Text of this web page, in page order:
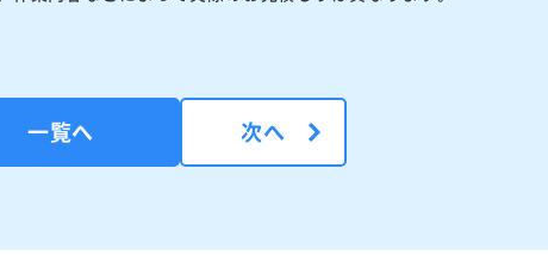
一覧へ 次へ